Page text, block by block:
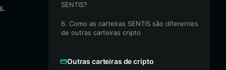
SENTIS?
6. Como as carteiras SENTIS são diferentes
de outras carteiras cripto
Outras carteiras de cripto